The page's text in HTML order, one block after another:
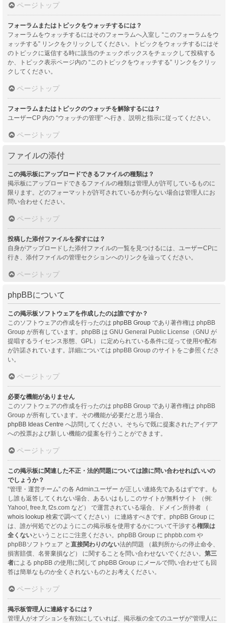
ページトップ
フォーラムまたはトピックをウォッチするには？
フォーラムをウォッチするにはそのフォーラムへ入室し “このフォーラムをウ
ォッチする” リンクをクリックしてください。トピックをウォッチするにはそ
のトピックに返信する時に該当のチェックボックスをチェックして投稿する
か、トピック表示ページ内の “このトピックをウォッチする” リンクをクリッ
クしてください。
ページトップ
フォーラムまたはトピックのウォッチを解除するには？
ユーザーCP 内の “ウォッチの管理” へ行き、説明と指示に従ってください。
ページトップ
ファイルの添付
この掲示板にアップロードできるファイルの種類は？
掲示板にアップロードできるファイルの種類は管理人が許可しているものに
限ります。どのフォーマットが許可されているか判らない場合は管理人にお
問い合わせください。
ページトップ
投稿した添付ファイルを探すには？
自身がアップロードした添付ファイルの一覧を見つけるには、ユーザーCPに
行き、添付ファイルの管理セクションへのリンクを辿ってください。
ページトップ
phpBBについて
この掲示板ソフトウェアを作成したのは誰ですか？
このソフトウェアの作成を行ったのは phpBB Group であり著作権は phpBB
Group が所有しています。phpBB は GNU General Public License（GNU が
提唱するライセンス形態、GPL） に定められている条件に従って使用や配布
が許諾されています。詳細については phpBB Group のサイトをご参照くださ
い。
ページトップ
必要な機能がありません
このソフトウェアの作成を行ったのは phpBB Group であり著作権は phpBB
Group が所有しています。その機能が必要だと思う場合、
phpBB Ideas Centre へ訪問してください。そちらで既に提案されたアイデア
への投票および新しい機能の提案を行うことができます。
ページトップ
この掲示板に関連した不正・法的問題については誰に問い合わせればいいの
でしょうか？
“管理・運営チーム” の各 Adminユーザー が正しい連絡先であるはずです。も
し誰も返答してくれない場合、あるいはもしこのサイトが無料サイト （例:
Yahoo!, free.fr, f2s.com など） で運営されている場合、ドメイン所持者 （
whois lookup 検索で調べてください） に連絡すべきです。phpBB Group に
は、誰が何処でどのようにこの掲示板を使用するかについて干渉する権限は
全くないということにご注意ください。phpBB Group に phpbb.com や
phpBBソフトウェア と 直接関わりのない法的問題 （裁判所からの停止命令、
損害賠償、名誉棄損など） に関することを問い合わせないでください。 第三
者による phpBB の使用に関して phpBB Group にメールで問い合わせても回
答は簡単なものか全くされないものとお考えください。
ページトップ
掲示板管理人に連絡するには？
管理人がオプションを有効にしていれば、掲示板の全てのユーザが“管理人に